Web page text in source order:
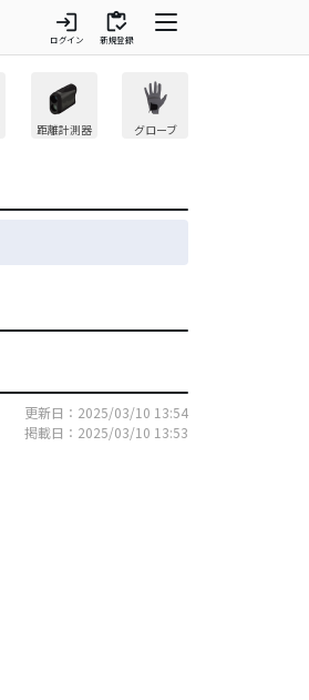
login
ログイン
inventory
新規登録
距離計測器 グローブ
更新日：2025/03/10 13:54
掲載日：2025/03/10 13:53